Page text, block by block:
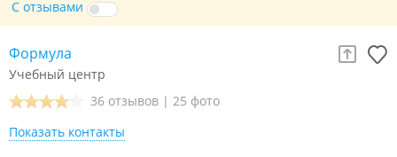
С отзывами
Формула
Учебный центр
36 отзывов | 25 фото
Показать контакты